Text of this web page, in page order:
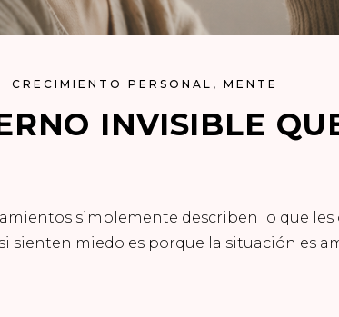
CRECIMIENTO PERSONAL , MENTE
INVISIBLE
simplemente describen lo que
sienten miedo es porque la situación es